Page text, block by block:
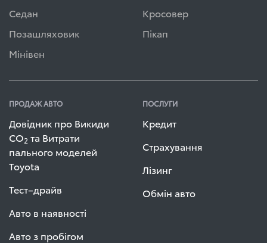
Седан
Кросовер
Позашляховик
Пікап
Мінівен
ПРОДАЖ АВТО
Довідник про Викиди
СО2 та Витрати
пального моделей
Toyota
Тест–драйв
Авто в наявності
Авто з пробігом
ПОСЛУГИ
Кредит
Страхування
Лізинг
Обмін авто